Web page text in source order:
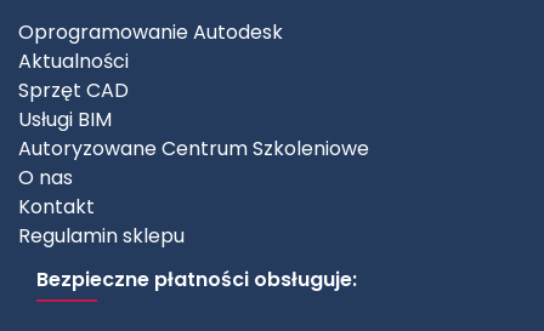
Oprogramowanie Autodesk
Aktualności
Sprzęt CAD
Usługi BIM
Autoryzowane Centrum Szkoleniowe
O nas
Kontakt
Regulamin sklepu
Bezpieczne płatności obsługuje: